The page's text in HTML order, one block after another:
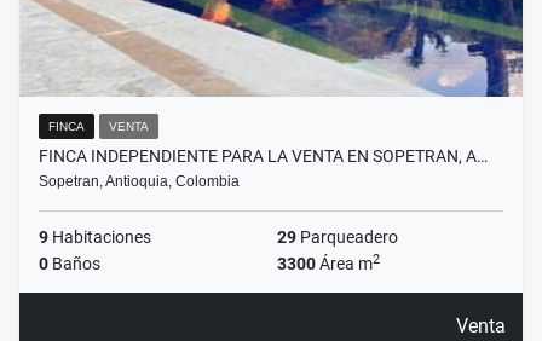
FINCA VENTA
FINCA INDEPENDIENTE PARA LA VENTA EN SOPETRAN, A…
Sopetran, Antioquia, Colombia
9 Habitaciones 29 Parqueadero
0 Baños 3300Área m2
Venta